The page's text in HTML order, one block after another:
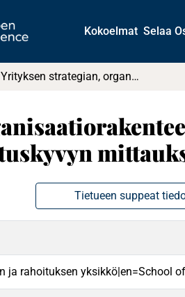
Kokoelmat Selaa
Yrityksen strategian, organisaatiorakenteen ja ympäristön epävarmuuden vaikutus yrityksen suorituskyvyn mittaukseen
Tietueen suppeat
ja rahoituksen yksikkö|en=School